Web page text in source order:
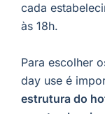
cada
às 18h.
Para escolher
day use é
estrutura do